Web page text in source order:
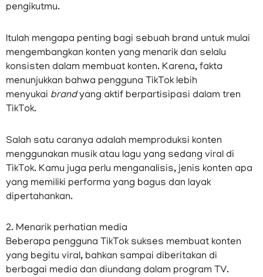
pengikutmu.
Itulah mengapa penting bagi sebuah brand untuk mulai
mengembangkan konten yang menarik dan selalu
konsisten dalam membuat konten. Karena, fakta
menunjukkan bahwa pengguna TikTok lebih
menyukai brandyang aktif berpartisipasi dalam tren
TikTok.
Salah satu caranya adalah memproduksi konten
menggunakan musik atau lagu yang sedang viral di
TikTok. Kamu juga perlu menganalisis, jenis konten apa
yang memiliki performa yang bagus dan layak
dipertahankan.
2. Menarik perhatian media
Beberapa pengguna TikTok sukses membuat konten
yang begitu viral, bahkan sampai diberitakan di
berbagai media dan diundang dalam program TV.